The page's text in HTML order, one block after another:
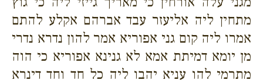
מתחין ליה אליעזר עבד אברהם אקלע להתם
אמרו ליה קום גני אפוריא אמר להון נדרא נדרי
מן יומא דמיתת אמא לא גנינא אפוריא כי הוה
מתרמי להו עניא יהבו ליה כל חד וחד דינרא